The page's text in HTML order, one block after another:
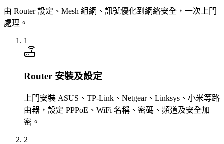
由 Router 設定、Mesh 組網、訊號優化到網絡安全，一次上門
處理。
1
Router 安裝及設定
上門安裝 ASUS、TP-Link、Netgear、Linksys、小米等路
由器，設定 PPPoE、WiFi 名稱、密碼、頻道及安全加
密。
2